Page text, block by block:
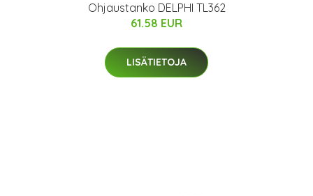
Ohjaustanko DELPHI TL362
61.58 EUR
LISÄTIETOJA